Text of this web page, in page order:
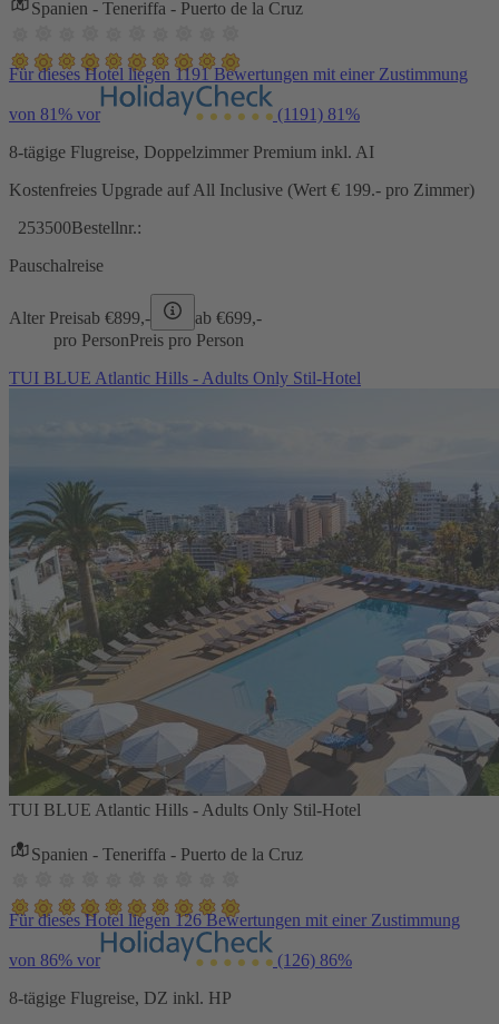
Spanien - Teneriffa - Puerto de la Cruz
Für dieses Hotel liegen 1191 Bewertungen mit einer Zustimmung
von 81% vor (1191) 81%
8-tägige Flugreise, Doppelzimmer Premium inkl. AI
Kostenfreies Upgrade auf All Inclusive (Wert € 199.- pro Zimmer)
253500Bestellnr.:
Pauschalreise
Alter Preisab €899,- ab €699,-
pro PersonPreis pro Person
TUI BLUE Atlantic Hills - Adults Only Stil-Hotel
TUI BLUE Atlantic Hills - Adults Only Stil-Hotel
Spanien - Teneriffa - Puerto de la Cruz
Für dieses Hotel liegen 126 Bewertungen mit einer Zustimmung
von 86% vor (126) 86%
8-tägige Flugreise, DZ inkl. HP